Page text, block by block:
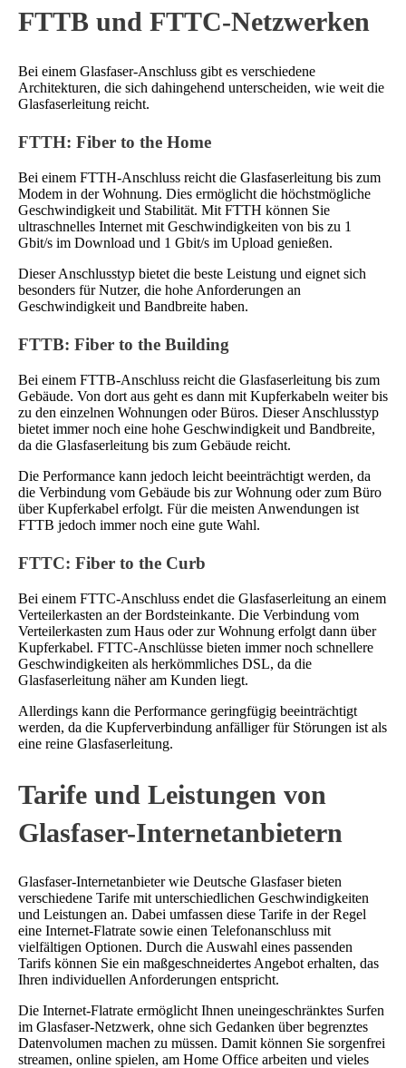
FTTB und FTTC-Netzwerken
Bei einem Glasfaser-Anschluss gibt es verschiedene
Architekturen, die sich dahingehend unterscheiden, wie weit die
Glasfaserleitung reicht.
FTTH: Fiber to the Home
Bei einem FTTH-Anschluss reicht die Glasfaserleitung bis zum
Modem in der Wohnung. Dies ermöglicht die höchstmögliche
Geschwindigkeit und Stabilität. Mit FTTH können Sie
ultraschnelles Internet mit Geschwindigkeiten von bis zu 1
Gbit/s im Download und 1 Gbit/s im Upload genießen.
Dieser Anschlusstyp bietet die beste Leistung und eignet sich
besonders für Nutzer, die hohe Anforderungen an
Geschwindigkeit und Bandbreite haben.
FTTB: Fiber to the Building
Bei einem FTTB-Anschluss reicht die Glasfaserleitung bis zum
Gebäude. Von dort aus geht es dann mit Kupferkabeln weiter bis
zu den einzelnen Wohnungen oder Büros. Dieser Anschlusstyp
bietet immer noch eine hohe Geschwindigkeit und Bandbreite,
da die Glasfaserleitung bis zum Gebäude reicht.
Die Performance kann jedoch leicht beeinträchtigt werden, da
die Verbindung vom Gebäude bis zur Wohnung oder zum Büro
über Kupferkabel erfolgt. Für die meisten Anwendungen ist
FTTB jedoch immer noch eine gute Wahl.
FTTC: Fiber to the Curb
Bei einem FTTC-Anschluss endet die Glasfaserleitung an einem
Verteilerkasten an der Bordsteinkante. Die Verbindung vom
Verteilerkasten zum Haus oder zur Wohnung erfolgt dann über
Kupferkabel. FTTC-Anschlüsse bieten immer noch schnellere
Geschwindigkeiten als herkömmliches DSL, da die
Glasfaserleitung näher am Kunden liegt.
Allerdings kann die Performance geringfügig beeinträchtigt
werden, da die Kupferverbindung anfälliger für Störungen ist als
eine reine Glasfaserleitung.
Tarife und Leistungen von
Glasfaser-Internetanbietern
Glasfaser-Internetanbieter wie Deutsche Glasfaser bieten
verschiedene Tarife mit unterschiedlichen Geschwindigkeiten
und Leistungen an. Dabei umfassen diese Tarife in der Regel
eine Internet-Flatrate sowie einen Telefonanschluss mit
vielfältigen Optionen. Durch die Auswahl eines passenden
Tarifs können Sie ein maßgeschneidertes Angebot erhalten, das
Ihren individuellen Anforderungen entspricht.
Die Internet-Flatrate ermöglicht Ihnen uneingeschränktes Surfen
im Glasfaser-Netzwerk, ohne sich Gedanken über begrenztes
Datenvolumen machen zu müssen. Damit können Sie sorgenfrei
streamen, online spielen, am Home Office arbeiten und vieles